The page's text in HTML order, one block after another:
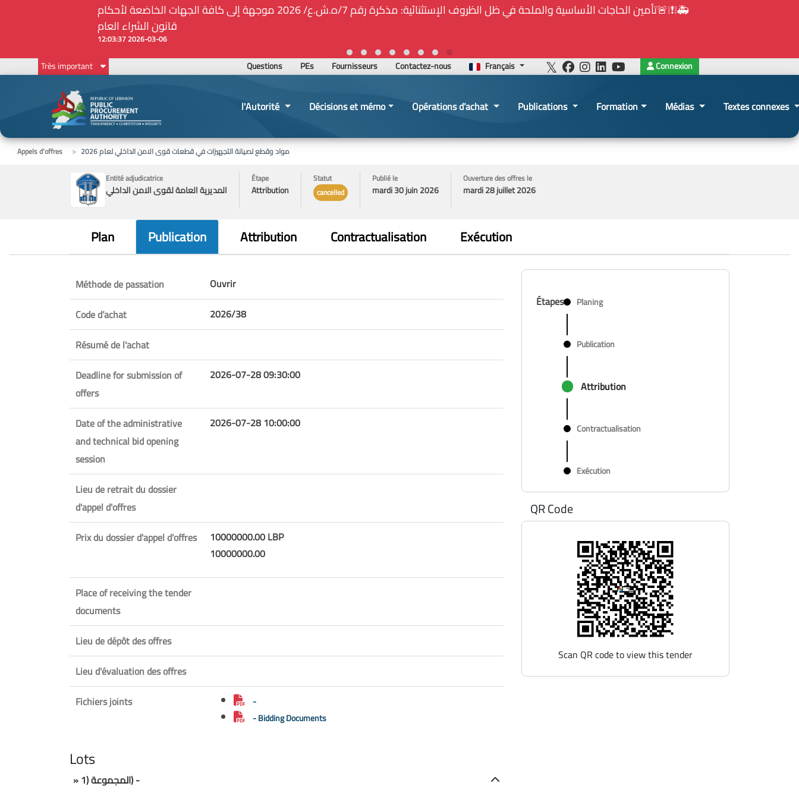
⚠️... ويكون النشر إلزامياً على المنصة الإلكترونيّة المركزيّة لدى هيئة الشراء العام... الخ. (المادة 109 : الشفافية)
Très important Questions PEs Fournisseurs Contactez-nous Français Connexion
l'Autorité Décisions et mémo Opérations d’achat Publications Formation Médias Textes connexes
Appels d’offres
مواد وقطع لصيانة التجهيزات في قطعات قوى الامن الداخلي لعام 2026
Entité adjudicatrice
المديرية العامة لقوى الامن الداخلي
Étape
Attribution
Statut
cancelled
Publié le
mardi 30 juin 2026
Ouverture des offres le
mardi 28 juillet 2026
Plan Publication Attribution Contractualisation Exécution
Méthode de passation
Ouvrir
Code d’achat
2026/38
Résumé de l'achat
Deadline for submission of
offers
2026-07-28 09:30:00
Date of the administrative
and technical bid opening
session
2026-07-28 10:00:00
Lieu de retrait du dossier
d'appel d'offres
Prix du dossier d'appel d'offres
10000000.00 LBP
10000000.00
Place of receiving the tender
documents
Lieu de dépôt des offres
Lieu d'évaluation des offres
Fichiers joints
-
- Bidding Documents
Lots
» المجموعة (1) -
Étapes Planing
Publication
Attribution
Contractualisation
Exécution
QR Code
Scan QR code to view this tender